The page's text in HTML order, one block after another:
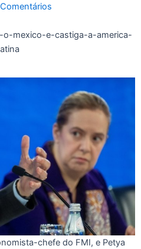
chefe do FMI, e Petya